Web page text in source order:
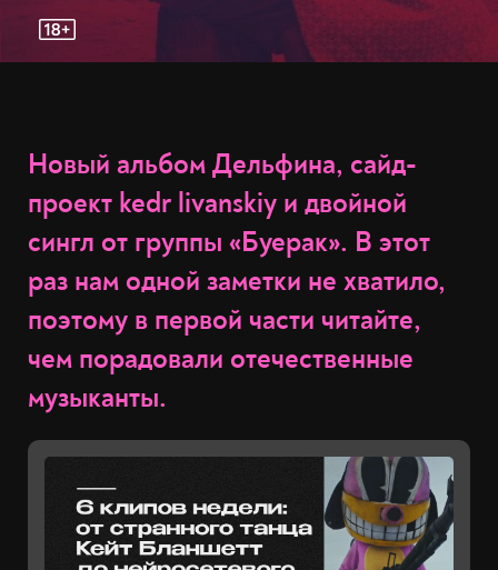
Новый альбом Дельфина, сайд-
проект kedr livanskiy и двойной
сингл от группы «Буерак». В этот
раз нам одной заметки не хватило,
поэтому в первой части читайте,
чем порадовали отечественные
музыканты.